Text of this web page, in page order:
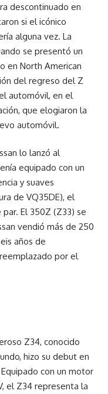
descontinuado en
si el icónico
alguna vez. La
se presentó un
en North American
del regreso del Z
automóvil, en el
que elogiaron la
automóvil.
lo lanzó al
equipado con un
y suaves
de VQ35DE), el
El 350Z (Z33) se
vendió más de 250
años de
por el
Z34, conocido
hizo su debut en
con un motor
el Z34 representa la